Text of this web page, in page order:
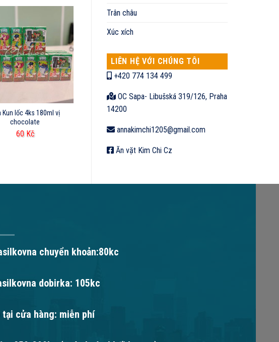
Trân châu
Xúc xích
LIÊN HỆ VỚI CHÚNG TÔI
+420 774 134 499
OC Sapa- Libušská 319/126, Praha
14200
annakimchi1205@gmail.com
Ăn vặt Kim Chi Cz
Kun lốc 4ks 180ml vị
chocolate
60 Kč
chuyển khoản:80kc
dobirka: 105kc
cửa hàng: miễn phí